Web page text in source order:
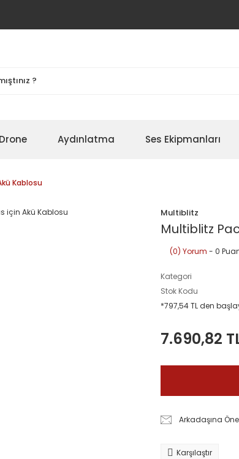
Drone Aydınlatma Ses Ekipmanları
Kablosu
Multiblitz
Multiblitz
(0) Yorum - 0
Kategori
Stok Kodu
*797,54 TL den
7.690,82
Arkadaşına
Karşılaştır